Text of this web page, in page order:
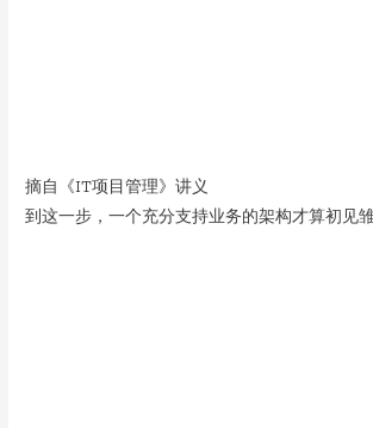
摘自《IT项目管理》讲义
到这一步，一个充分支持业务的架构才算初见雏